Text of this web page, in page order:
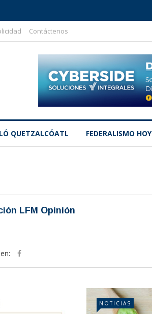
Contáctenos
QUETZALCÓATL FEDERALISMO HOY
LFM Opinión
NOTICIAS